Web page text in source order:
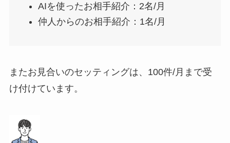
AIを使ったお相手紹介：2名/月
仲人からのお相手紹介：1名/月
またお見合いのセッティングは、100件/月まで受
け付けています。